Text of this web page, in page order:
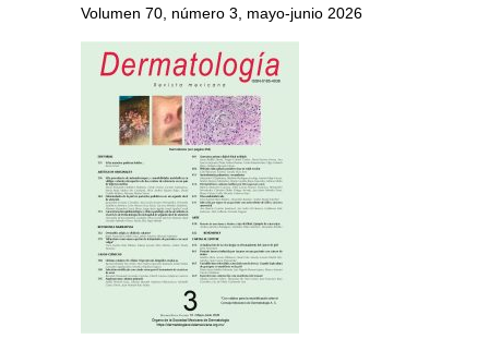
Volumen 70, número 3, mayo-junio 2026